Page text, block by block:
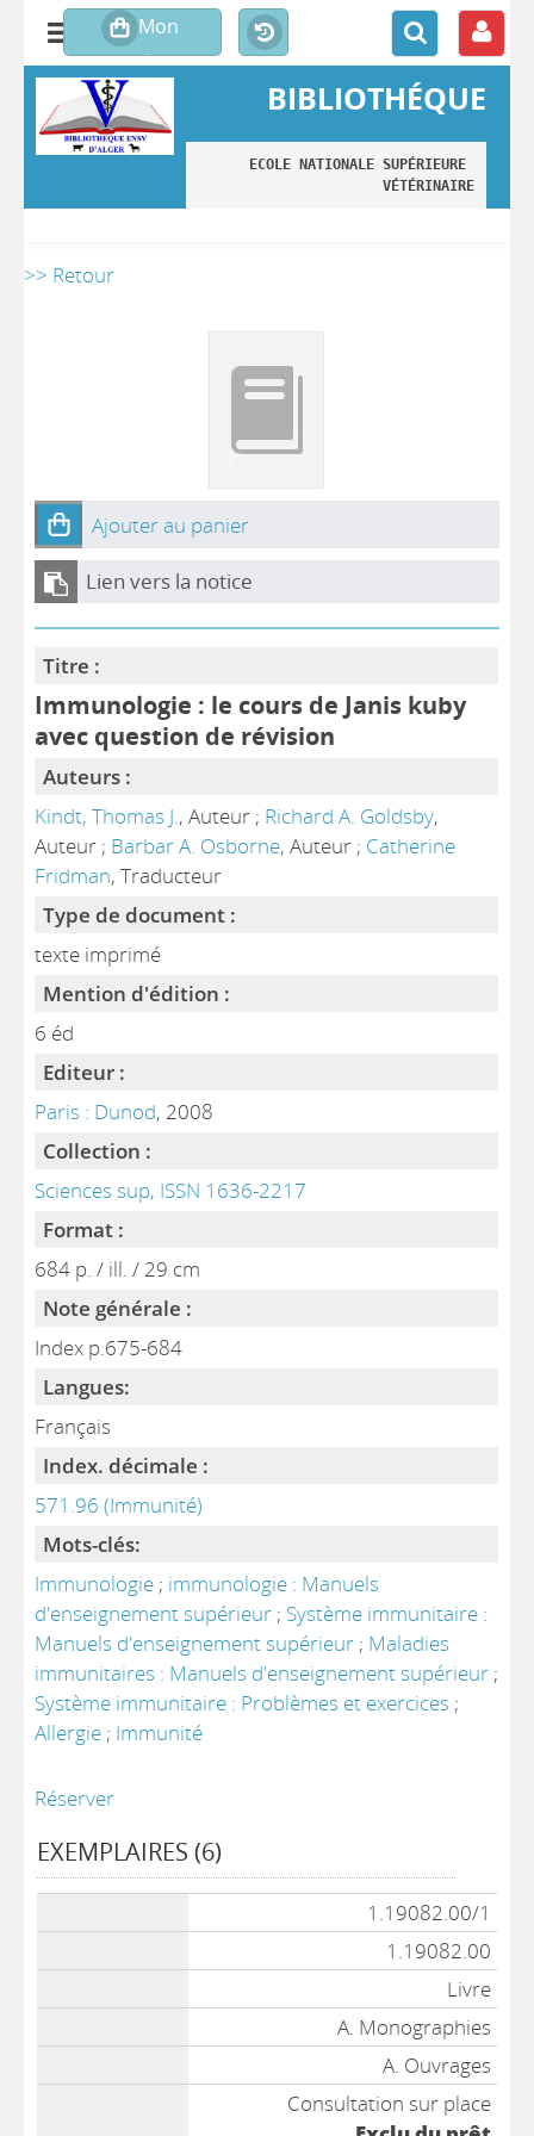
BIBLIOTHÉQUE
ECOLE NATIONALE SUPÉRIEURE
VÉTÉRINAIRE
>> Retour
Ajouter au panier
Lien vers la notice
Titre :
Immunologie : le cours de Janis kuby
avec question de révision
Auteurs :
Kindt, Thomas J., Auteur ; Richard A. Goldsby,
Auteur ; Barbar A. Osborne, Auteur ; Catherine
Fridman, Traducteur
Type de document :
texte imprimé
Mention d'édition :
6 éd
Editeur :
Paris : Dunod, 2008
Collection :
Sciences sup, ISSN 1636-2217
Format :
684 p. / ill. / 29 cm
Note générale :
Index p.675-684
Langues:
Français
Index. décimale :
571.96 (Immunité)
Mots-clés:
Immunologie ; immunologie : Manuels
d'enseignement supérieur ; Système immunitaire :
Manuels d'enseignement supérieur ; Maladies
immunitaires : Manuels d'enseignement supérieur ;
Système immunitaire : Problèmes et exercices ;
Allergie ; Immunité
Réserver
EXEMPLAIRES (6)
1.19082.00/1
1.19082.00
Livre
A. Monographies
A. Ouvrages
Consultation sur place